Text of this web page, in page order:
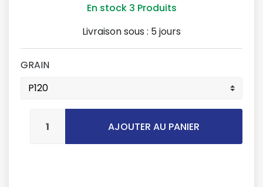
En stock 3 Produits
Livraison sous : 5 jours
GRAIN
AJOUTER AU PANIER